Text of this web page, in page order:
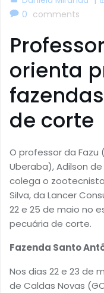
0 comments
orienta
de corte
O professor da Fazu
Uberaba), Adilson
colega o
Silva, da Lancer
22 e 25 de maio no
pecuária de corte.
Fazenda Santo
Nos dias 22 e 23 de
de Caldas Novas